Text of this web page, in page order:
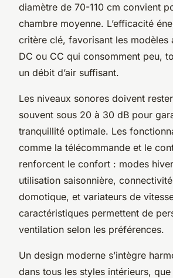
diamètre de 70-110 cm convient
chambre moyenne. L’efficacité
critère clé, favorisant les modèles
DC ou CC qui consomment peu,
un débit d’air suffisant.
Les niveaux sonores doivent
souvent sous 20 à 30 dB pour
tranquillité optimale. Les
comme la télécommande et le
renforcent le confort : modes
utilisation saisonnière,
domotique, et variateurs de
caractéristiques permettent de
ventilation selon les préférences.
Un design moderne s’intègre
dans tous les styles intérieurs,